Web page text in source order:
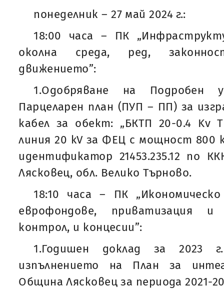
понеделник – 27 май 2024 г.:
18:00 часа – ПК
околна среда, ред,
движението”:
1.Одобряване на Подробен
Парцеларен план (ПУП – ПП) за
кабел за обект: „БКТП 20-0.4 Kv
линия 20 kV за ФЕЦ с мощност 800
идентификатор 21453.235.12 по
Лясковец, обл. Велико Търново.
18:10 часа – ПК
еврофондове, приватизация и
контрол, и концесии”:
1.Годишен доклад за 2023
изпълнението на План за
Община Лясковец за периода 2021-